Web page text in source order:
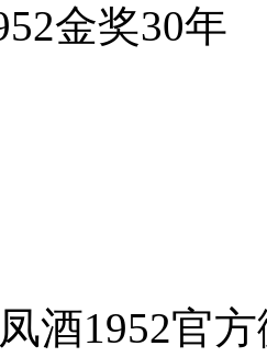
金奖30年
酒1952官